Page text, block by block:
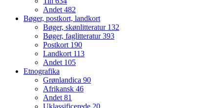
Andet482
Bøger, postkort, landkort
Bøger, skønlitteratur 132
Bøger, faglitteratur393
Postkort 190
Landkort 113
Andet 105
Etnografika
Grønlandica 90
Afrikansk 46
Andet81